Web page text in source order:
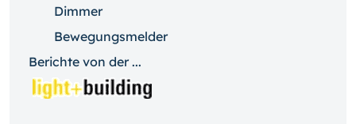
Dimmer
Bewegungsmelder
Berichte von der ...